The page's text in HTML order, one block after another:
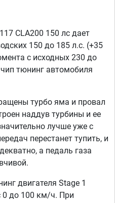
CLA200 150 лс дает
150 до 185 л.с. (+35
с исходных 230 до
тюнинг автомобиля
турбо яма и провал
наддув турбины и ее
лучше уже с
перестанет тупить, и
а педаль газа
двигателя Stage 1
0 до 100 км/ч. При